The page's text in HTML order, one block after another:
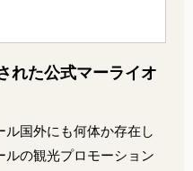
れた公式マーライオ
国外にも何体か存在し
の観光プロモーション